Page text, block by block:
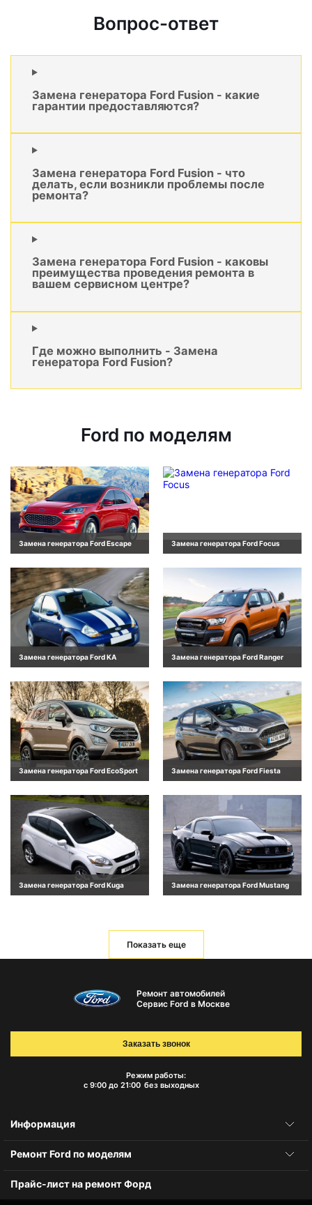
Вопрос-ответ
Замена генератора Ford Fusion - какие
гарантии предоставляются?
Замена генератора Ford Fusion - что
делать, если возникли проблемы после
ремонта?
Замена генератора Ford Fusion - каковы
преимущества проведения ремонта в
вашем сервисном центре?
Где можно выполнить - Замена
генератора Ford Fusion?
Ford по моделям
Замена генератора Ford Escape Замена генератора Ford Focus
Замена генератора Ford KA Замена генератора Ford Ranger
Замена генератора Ford EcoSport Замена генератора Ford Fiesta
Замена генератора Ford Kuga Замена генератора Ford Mustang
Показать еще
Ремонт автомобилей
Сервис Ford в Москве
Режим работы:
с 9:00 до 21:00 без выходных
Заказать звонок
Информация
Ремонт Ford по моделям
Прайс-лист на ремонт Форд